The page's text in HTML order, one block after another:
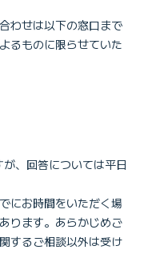
わせは以下の窓口まで
るものに限らせていた
、回答については平日
にお時間をいただく場
ります。あらかじめご
するご相談以外は受け